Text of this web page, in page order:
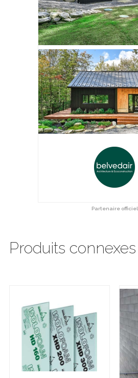
Partenaire officiel
Produits connexes